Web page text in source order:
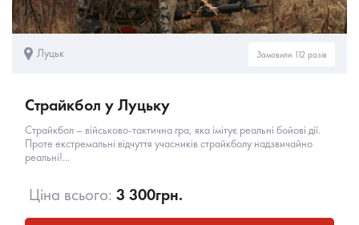
Луцьк Замовили 112 разів
Страйкбол у Луцьку
Страйкбол – військово-тактична гра, яка імітує реальні бойові дії.
Проте екстремальні відчуття учасників страйкболу надзвичайно
реальні!...
Ціна всього: 3 300грн.